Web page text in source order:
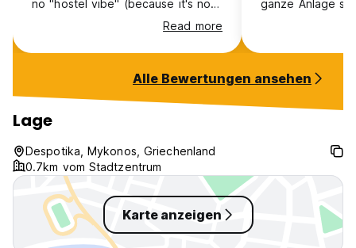
no "hostel vibe" (because it's no
hostel), everything was okay. If
you need a bed on Mykonos,
because you are travelling
Read more
ganze Anlage
Wasderkocher ,
Alle Bewertungen ansehen
Lage
Despotika, Mykonos, Griechenland
0.7km vom Stadtzentrum
Karte anzeigen